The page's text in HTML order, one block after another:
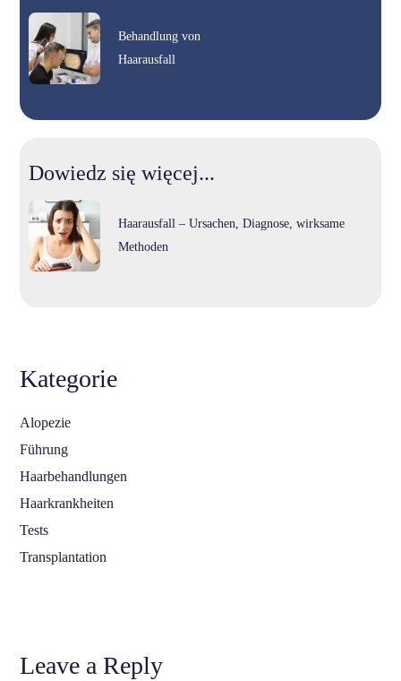
Behandlung von
Haarausfall
Dowiedz się więcej...
Haarausfall – Ursachen, Diagnose, wirksame
Methoden
Kategorie
Alopezie
Führung
Haarbehandlungen
Haarkrankheiten
Tests
Transplantation
Leave a Reply